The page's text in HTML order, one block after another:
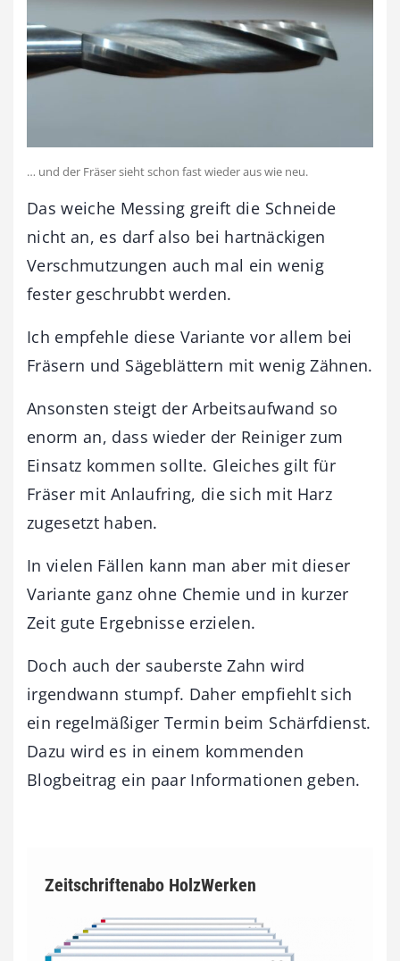
… und der Fräser sieht schon fast wieder aus wie neu.
Das weiche Messing greift die Schneide
nicht an, es darf also bei hartnäckigen
Verschmutzungen auch mal ein wenig
fester geschrubbt werden.
Ich empfehle diese Variante vor allem bei
Fräsern und Sägeblättern mit wenig Zähnen.
Ansonsten steigt der Arbeitsaufwand so
enorm an, dass wieder der Reiniger zum
Einsatz kommen sollte. Gleiches gilt für
Fräser mit Anlaufring, die sich mit Harz
zugesetzt haben.
In vielen Fällen kann man aber mit dieser
Variante ganz ohne Chemie und in kurzer
Zeit gute Ergebnisse erzielen.
Doch auch der sauberste Zahn wird
irgendwann stumpf. Daher empfiehlt sich
ein regelmäßiger Termin beim Schärfdienst.
Dazu wird es in einem kommenden
Blogbeitrag ein paar Informationen geben.
Zeitschriftenabo HolzWerken